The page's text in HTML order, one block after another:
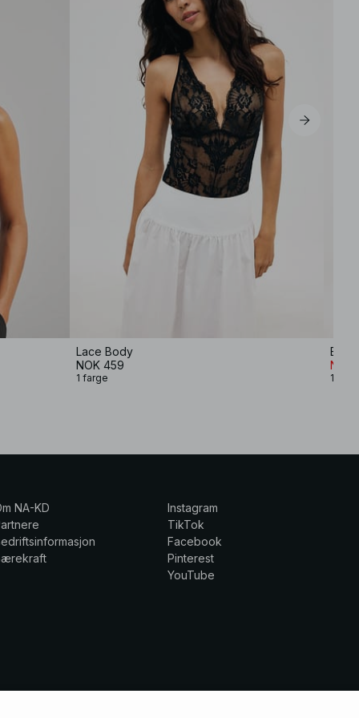
Lace Body
NOK 459
1 farge
NOK
1
NA-KD
Instagram
TikTok
Facebook
Pinterest
YouTube